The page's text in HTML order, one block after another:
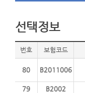
선택정보
번호 보험코드
80 B2011006
79 B2002